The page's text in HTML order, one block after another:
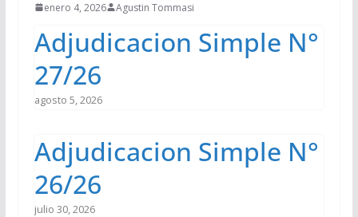
enero 4, 2026 Agustin Tommasi
Adjudicacion Simple N°
27/26
agosto 5, 2026
Adjudicacion Simple N°
26/26
julio 30, 2026